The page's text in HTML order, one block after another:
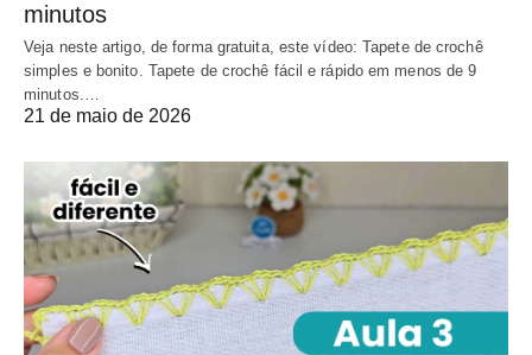
minutos
Veja neste artigo, de forma gratuita, este vídeo: Tapete de crochê
simples e bonito. Tapete de crochê fácil e rápido em menos de 9
minutos.…
21 de maio de 2026